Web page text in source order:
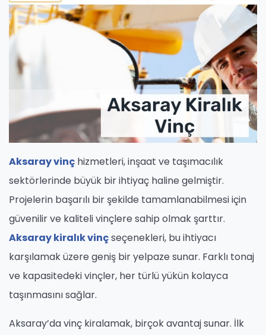
Aksaray vinç hizmetleri, inşaat ve taşımacılık
sektörlerinde büyük bir ihtiyaç haline gelmiştir.
Projelerin başarılı bir şekilde tamamlanabilmesi için
güvenilir ve kaliteli vinçlere sahip olmak şarttır.
Aksaray kiralık vinçseçenekleri, bu ihtiyacı
karşılamak üzere geniş bir yelpaze sunar. Farklı tonaj
ve kapasitedeki vinçler, her türlü yükün kolayca
taşınmasını sağlar.
Aksaray’da vinç kiralamak, birçok avantaj sunar. İlk